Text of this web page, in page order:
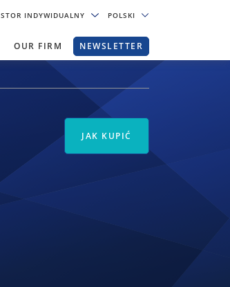
INDYWIDUALNY POLSKI
OUR FIRM NEWSLETTER
JAK KUPIĆ